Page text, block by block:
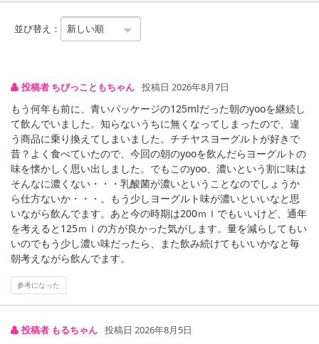
注意事項
【キャンセルについて】
※お申込み後のキャンセルはお受けできません。
記載されている内容を必ずご確認いただき、お届けする商品セット
にご納得いただきましたうえでお申し込みください。
※パッケージ変更や商品リニューアル(成分など含む)等により、参考
の掲載画像や画像内のバーコードなど、お届け商品と多少異なる場
合がございます。
了により、商品詳細内に記載の原産国・原材料の表記が旧表記の場
並び替え：
投稿者 ちびっこともちゃん 投稿日 2026年8月7日
もう何年も前に、青いパッケージの125mlだった朝のyooを継続し
て飲んでいました。知らないうちに無くなってしまったので、違
う商品に乗り換えてしまいました。チチヤスヨーグルトが好きで
昔？よく食べていたので、今回の朝のyooを飲んだらヨーグルトの
味を懐かしく思い出しました。でもこのyoo、濃いという割に味は
そんなに濃くない・・・乳酸菌が濃いということなのでしょうか
ら仕方ないか・・・。もう少しヨーグルト味が濃いといいなと思
いながら飲んでます。あと今の時期は200ｍｌでもいいけど、通年
を考えると125ｍｌの方が良かった気がします。量を減らしてもい
いのでもう少し濃い味だったら、また飲み続けてもいいかなと毎
朝考えながら飲んでます。
参考になった
投稿者 もるちゃん 投稿日 2026年8月5日